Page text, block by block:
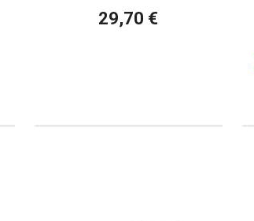
29,70 €